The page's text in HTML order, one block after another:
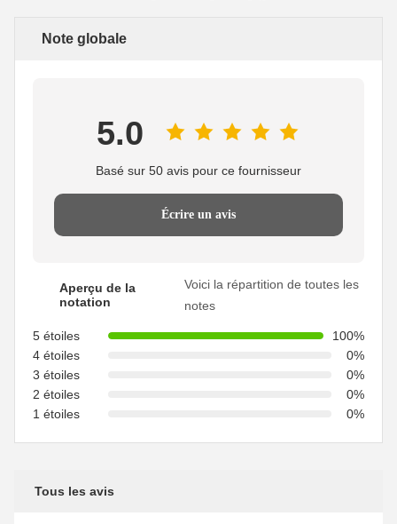
Note globale
5.0
Basé sur 50 avis pour ce fournisseur
Écrire un avis
Aperçu de la
notation
Voici la répartition de toutes les
notes
5 étoiles
100%
4 étoiles
0%
3 étoiles
0%
2 étoiles
0%
1 étoiles
0%
Tous les avis